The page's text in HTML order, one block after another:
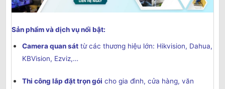
Sản phẩm và dịch vụ nổi bật:
Camera quan sáttừ các thương hiệu lớn: Hikvision, Dahua,
KBVision, Ezviz,…
Thi công lắp đặt trọn gói cho gia đình, cửa hàng, văn